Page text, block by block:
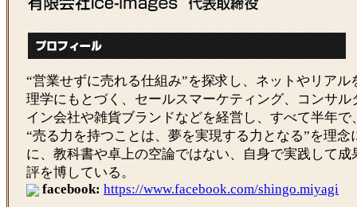
“営業せずに売れる仕組み”を探求し、ネットやリア
理学にもとづく、セールスマーケティング、コンサ
イン会社や雑貨ブランドなどを経営し、すべて半年
“売る力を持つことは、夢を実現する力となる”を理
に、教科書や卓上の空論ではない、自身で実践して
評を博している。
facebook: https://www.facebook.com/shingo.miyagi